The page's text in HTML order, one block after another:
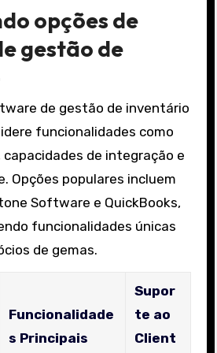
opções de
gestão de
de gestão de inventário
funcionalidades como
de integração e
Opções populares incluem
Software e QuickBooks,
funcionalidades únicas
de gemas.
Funcionalidade
s Principais
Supor
te ao
Client